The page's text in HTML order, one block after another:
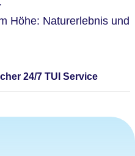
Höhe: Naturerlebnis und
24/7 TUI Service